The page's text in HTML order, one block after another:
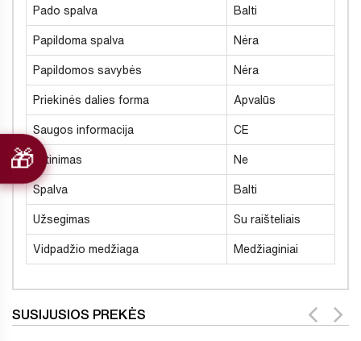
Pado spalva Balti
Papildoma spalva Nėra
Papildomos savybės Nėra
Priekinės dalies forma Apvalūs
Saugos informacija CE
Šiltinimas Ne
Spalva Balti
Užsegimas Su raišteliais
Vidpadžio medžiaga Medžiaginiai
SUSIJUSIOS PREKĖS